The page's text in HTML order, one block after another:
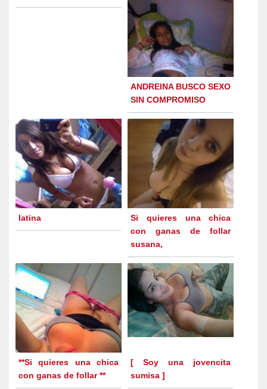
ANDREINA BUSCO SEXO
SIN COMPROMISO
latina
Si quieres una chica
con ganas de follar
susana,
**Si quieres una chica
con ganas de follar **
[ Soy una jovencita
sumisa ]